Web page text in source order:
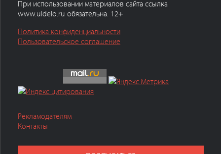
При использовании материалов сайта ссылка
www.uldelo.ru обязательна. 12+
Политика конфиденциальности
Пользовательское соглашение
Рекламодателям
Контакты